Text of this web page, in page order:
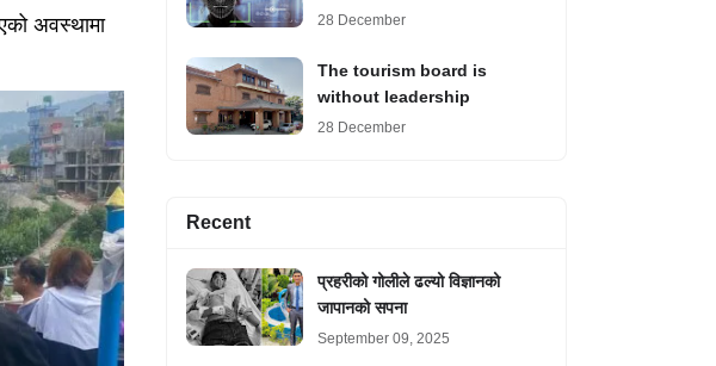
अवस्थामा
28 December
The tourism board is
without leadership
28 December
Recent
प्रहरीको गोलीले ढल्यो विज्ञानको
जापानको सपना
September 09, 2025